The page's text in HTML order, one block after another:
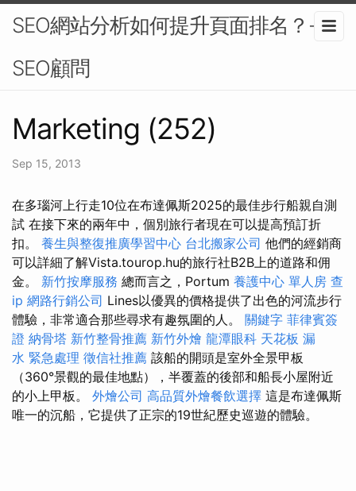
SEO網站分析如何提升頁面排名？-
SEO顧問
Marketing (252)
Sep 15, 2013
在多瑙河上行走10位在布達佩斯2025的最佳步行船親自測
試 在接下來的兩年中，個別旅行者現在可以提高預訂折
扣。 養生與整復推廣學習中心 台北搬家公司 他們的經銷商
可以詳細了解Vista.tourop.hu的旅行社B2B上的道路和佣
金。 新竹按摩服務 總而言之，Portum 養護中心 單人房 查
ip 網路行銷公司 Lines以優異的價格提供了出色的河流步行
體驗，非常適合那些尋求有趣氛圍的人。 關鍵字 菲律賓簽
證 納骨塔 新竹整骨推薦 新竹外燴 龍潭眼科 天花板 漏
水 緊急處理 徵信社推薦 該船的開頭是室外全景甲板
（360°景觀的最佳地點），半覆蓋的後部和船長小屋附近
的小上甲板。 外燴公司 高品質外燴餐飲選擇 這是布達佩斯
唯一的沉船，它提供了正宗的19世紀歷史巡遊的體驗。